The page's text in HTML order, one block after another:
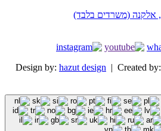
Design by: hazut design | Created by: